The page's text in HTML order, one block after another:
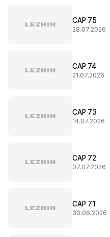
CAP 75
28.07.2026
CAP 74
21.07.2026
CAP 73
14.07.2026
CAP 72
07.07.2026
CAP 71
30.06.2026